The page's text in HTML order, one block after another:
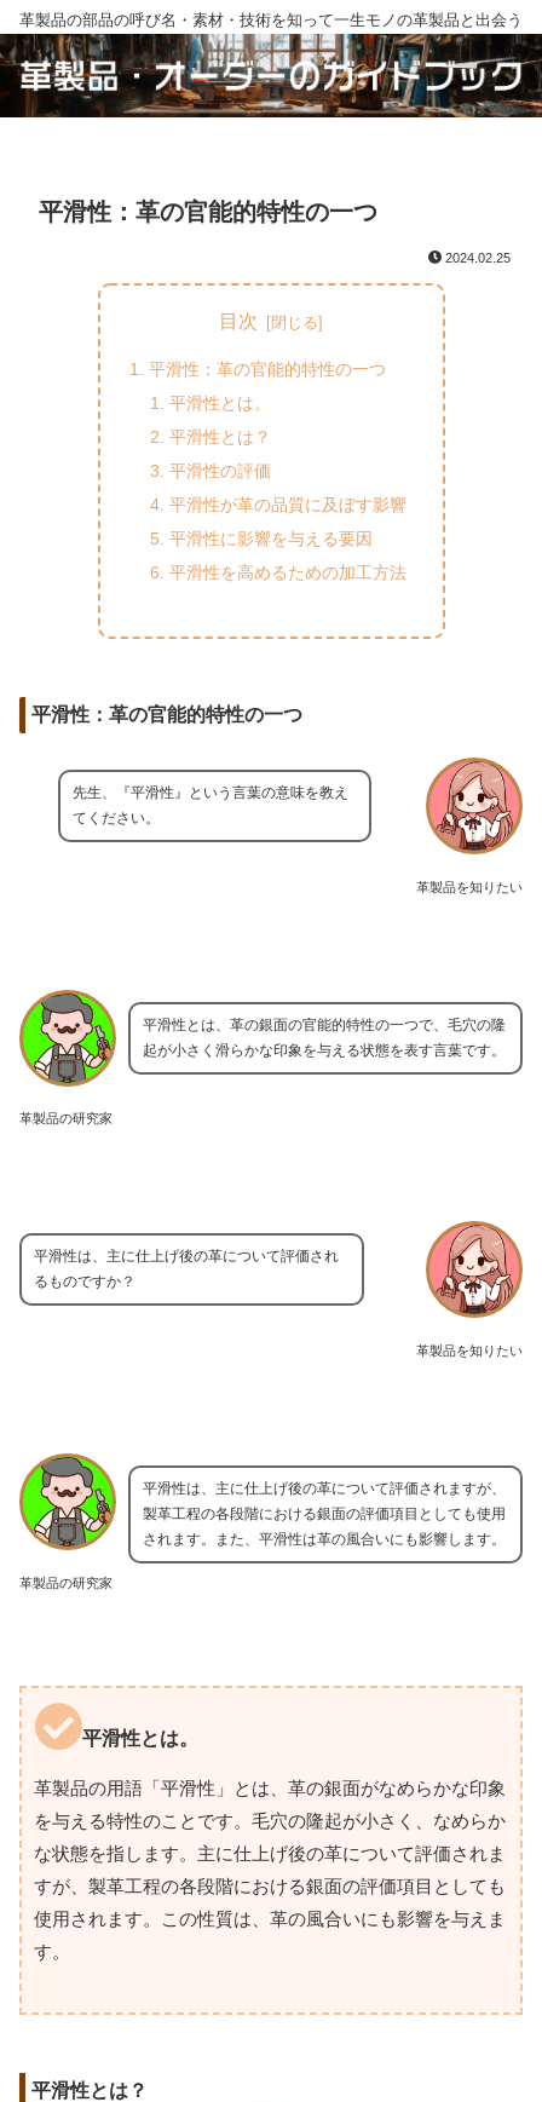
革製品の部品の呼び名・素材・技術を知って一生モノの革製品と出会う
平滑性：革の官能的特性の一つ
2024.02.25
目次
平滑性：革の官能的特性の一つ
平滑性とは。
平滑性とは？
平滑性の評価
平滑性が革の品質に及ぼす影響
平滑性に影響を与える要因
平滑性を高めるための加工方法
平滑性：革の官能的特性の一つ
革製品を知りたい
先生、『平滑性』という言葉の意味を教え
てください。
革製品の研究家
平滑性とは、革の銀面の官能的特性の一つで、毛穴の隆
起が小さく滑らかな印象を与える状態を表す言葉です。
革製品を知りたい
平滑性は、主に仕上げ後の革について評価され
るものですか？
革製品の研究家
平滑性は、主に仕上げ後の革について評価されますが、
製革工程の各段階における銀面の評価項目としても使用
されます。また、平滑性は革の風合いにも影響します。
平滑性とは。
革製品の用語「平滑性」とは、革の銀面がなめらかな印象
を与える特性のことです。毛穴の隆起が小さく、なめらか
な状態を指します。主に仕上げ後の革について評価されま
すが、製革工程の各段階における銀面の評価項目としても
使用されます。この性質は、革の風合いにも影響を与えま
す。
平滑性とは？